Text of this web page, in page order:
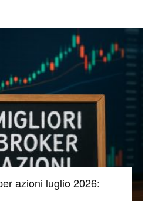
azioni luglio 2026: